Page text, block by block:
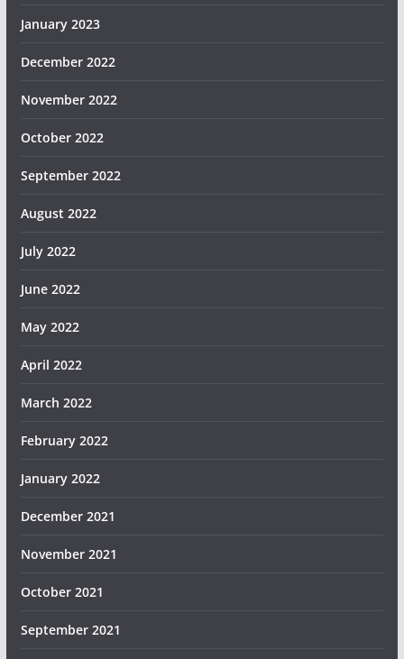
January 2023
December 2022
November 2022
October 2022
September 2022
August 2022
July 2022
June 2022
May 2022
April 2022
March 2022
February 2022
January 2022
December 2021
November 2021
October 2021
September 2021